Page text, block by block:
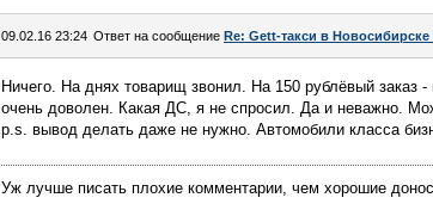
09.02.16 23:24 Ответ на сообщение Re: Gett-такси в Новосибирске
Ничего. На днях товарищ звонил. На 150 рублёвый заказ
очень доволен. Какая ДС, я не спросил. Да и неважно.
p.s. вывод делать даже не нужно. Автомобили класса
Уж лучше писать плохие комментарии, чем хорошие